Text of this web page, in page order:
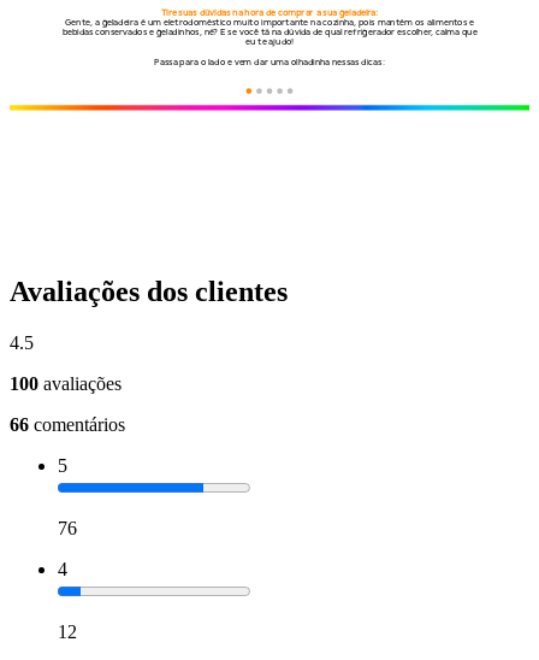
Avaliações dos clientes
4.5
100 avaliações
66 comentários
5
76
4
12